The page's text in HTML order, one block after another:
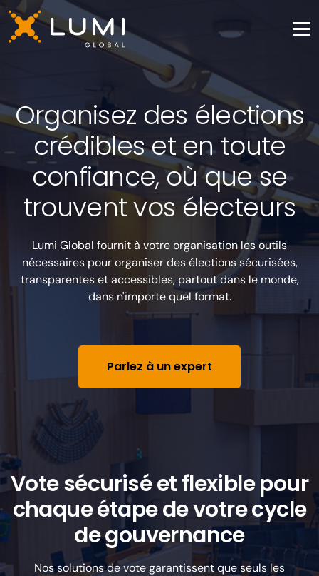
Organisez des élections
crédibles et en toute
confiance, où que se
trouvent vos électeurs
Lumi Global fournit à votre organisation les outils
nécessaires pour organiser des élections sécurisées,
transparentes et accessibles, partout dans le monde,
dans n'importe quel format.
Parlez à un expert
Vote sécurisé et flexible pour
chaque étape de votre cycle
de gouvernance
Nos solutions de vote garantissent que seuls les